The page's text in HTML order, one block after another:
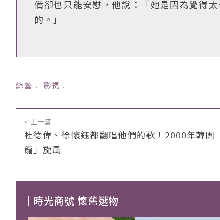
備卻也只能安慰，他說：「她是因為覺得
的。」
綜藝 ﹒ 影視 ﹒
←上一篇
杜德偉、徐懷鈺都翻唱他們的歌！2000年韓團
龍」旋風
時光商號 懷舊選物